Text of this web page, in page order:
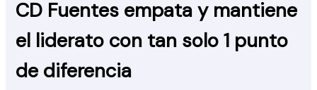
CD Fuentes empata y mantiene
el liderato con tan solo 1 punto
de diferencia